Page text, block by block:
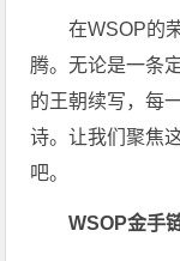
在WSOP的
腾。无论是一条
的王朝续写，每
诗。让我们聚焦
吧。
WSOP金手